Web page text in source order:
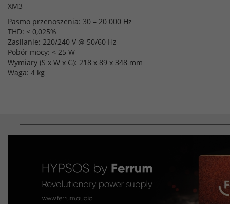
XM3
Pasmo przenoszenia: 30 – 20 000 Hz
THD: < 0,025%
Zasilanie: 220/240 V @ 50/60 Hz
Pobór mocy: < 25 W
Wymiary (S x W x G): 218 x 89 x 348 mm
Waga: 4 kg